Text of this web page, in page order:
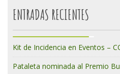
ENTRADAS RECIENTES
Kit de Incidencia en Eventos –
Pataleta nominada al Premio